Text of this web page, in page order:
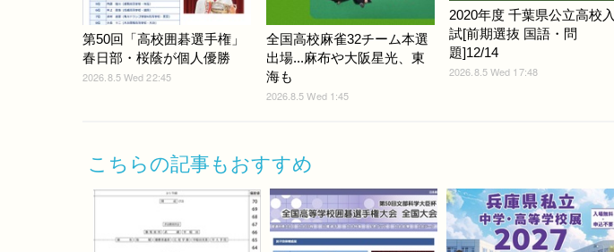
第50回「高校囲碁選手権」
春日部・桜蔭が個人優勝
2026.8.5 Wed 22:45
全国高校麻雀32チーム本選
出場...麻布や大阪星光、東
海も
2026.8.5 Wed 1:45
2020年度 千葉県公立高校入
試[前期選抜 国語・問
題]12/14
2026.8.5 Wed 17:48
こちらの記事もおすすめ